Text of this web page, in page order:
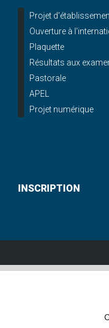
Projet
Ouverture à
Plaquette
Résultats aux
Pastorale
APEL
Projet numérique
INSCRIPTION
12, allée Gabriel Deshayes -